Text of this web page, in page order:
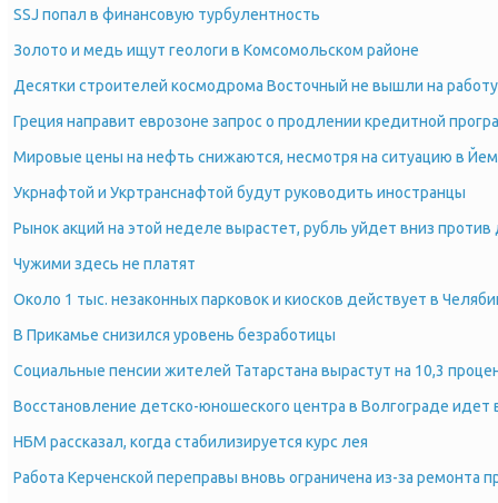
SSJ попал в финансовую турбулентность
Золото и медь ищут геологи в Комсомольском районе
Десятки строителей космодрома Восточный не вышли на
Греция направит еврозоне запрос о продлении кредитной
Мировые цены на нефть снижаются, несмотря на ситуацию в
Укрнафтой и Укртранснафтой будут руководить иностранцы
Рынок акций на этой неделе вырастет, рубль уйдет вниз против
Чужими здесь не платят
Около 1 тыс. незаконных парковок и киосков действует в
В Прикамье снизился уровень безработицы
Социальные пенсии жителей Татарстана вырастут на 10,3
Восстановление детско-юношеского центра в Волгограде идет
НБМ рассказал, когда стабилизируется курс лея
Работа Керченской переправы вновь ограничена из-за ремонта